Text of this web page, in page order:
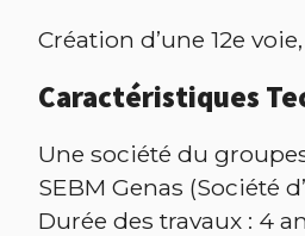
Création d’une 12e
Caractéristiques
Une société du
SEBM Genas (Société
Durée des travaux : 4